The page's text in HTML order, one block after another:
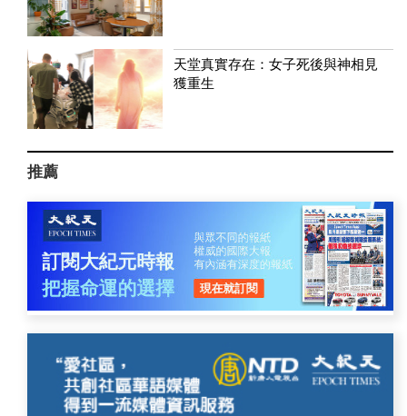
天堂真實存在：女子死後與神相見
獲重生
推薦